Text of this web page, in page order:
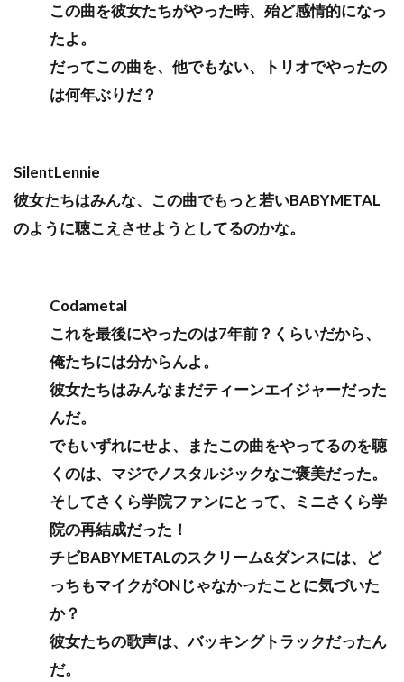
この曲を彼女たちがやった時、殆ど感情的になっ
たよ。
だってこの曲を、他でもない、トリオでやったの
は何年ぶりだ？
SilentLennie
彼女たちはみんな、この曲でもっと若いBABYMETAL
のように聴こえさせようとしてるのかな。
Codametal
これを最後にやったのは7年前？くらいだから、
俺たちには分からんよ。
彼女たちはみんなまだティーンエイジャーだった
んだ。
でもいずれにせよ、またこの曲をやってるのを聴
くのは、マジでノスタルジックなご褒美だった。
そしてさくら学院ファンにとって、ミニさくら学
院の再結成だった！
チビBABYMETALのスクリーム&ダンスには、ど
っちもマイクがONじゃなかったことに気づいた
か？
彼女たちの歌声は、バッキングトラックだったん
だ。